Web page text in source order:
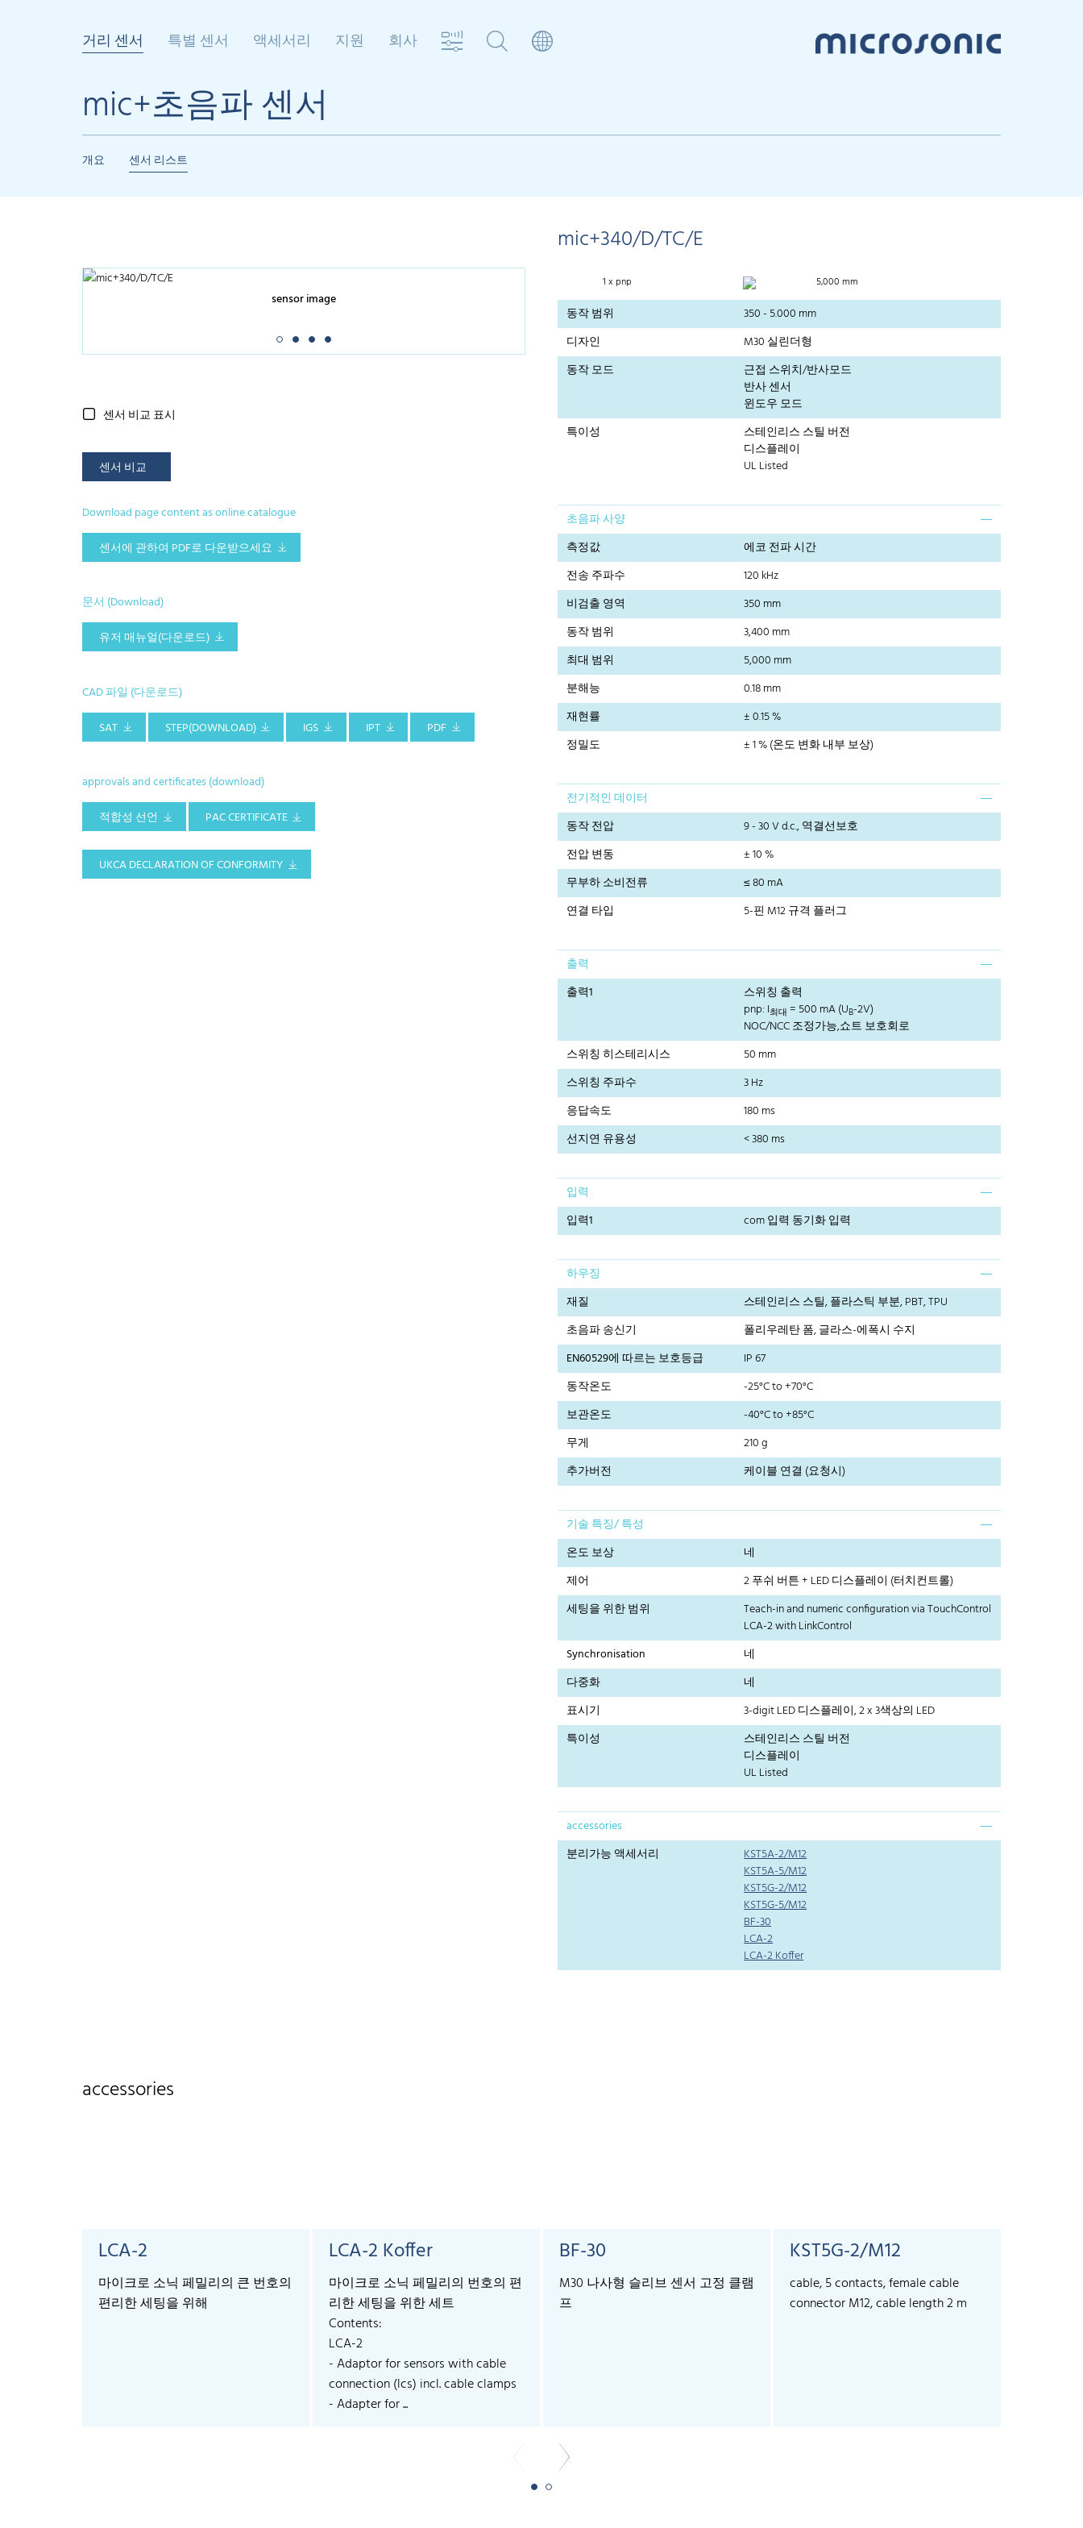
거리 센서 특별 센서 액세서리 지원 회사
mic+초음파 센서
개요 센서 리스트
mic+340/D/TC/E
sensor image
센서 비교 표시
센서 비교
Download page content as online catalogue
센서에 관하여 PDF로 다운받으세요
문서 (Download)
유저 매뉴얼(다운로드)
CAD 파일 (다운로드)
SAT
STEP(DOWNLOAD) IGS IPT PDF
approvals and certificates (download)
적합성 선언
PAC CERTIFICATE
UKCA DECLARATION OF CONFORMITY
1 x pnp 5,000 mm
동작 범위
350 - 5.000 mm
디자인
M30 실린더형
동작 모드
근접 스위치/반사모드
반사 센서
윈도우 모드
특이성
스테인리스 스틸 버전
디스플레이
UL Listed
초음파 사양
측정값
에코 전파 시간
전송 주파수
120 kHz
비검출 영역
350 mm
동작 범위
3,400 mm
최대 범위
5,000 mm
분해능
0.18 mm
재현률
± 0.15 %
정밀도
± 1 % (온도 변화 내부 보상)
전기적인 데이터
동작 전압
9 - 30 V d.c., 역결선보호
전압 변동
± 10 %
무부하 소비전류
≤ 80 mA
연결 타입
5-핀 M12 규격 플러그
출력
출력1
스위칭 출력
pnp: I최대 = 500 mA (UB-2V)
NOC/NCC 조정가능,쇼트 보호회로
스위칭 히스테리시스
50 mm
스위칭 주파수
3 Hz
응답속도
180 ms
선지연 유용성
< 380 ms
입력
입력1
com 입력 동기화 입력
하우징
재질
스테인리스 스틸, 플라스틱 부분, PBT, TPU
초음파 송신기
폴리우레탄 폼, 글라스-에폭시 수지
EN60529에 따르는 보호등급
IP 67
동작온도
-25°C to +70°C
보관온도
-40°C to +85°C
무게
210 g
추가버전
케이블 연결 (요청시)
기술 특징/ 특성
온도 보상
네
제어
2 푸쉬 버튼 + LED 디스플레이 (터치컨트롤)
세팅을 위한 범위
Teach-in and numeric configuration via TouchControl
LCA-2 with LinkControl
Synchronisation
네
다중화
네
표시기
3-digit LED 디스플레이, 2 x 3색상의 LED
특이성
스테인리스 스틸 버전
디스플레이
UL Listed
accessories
분리가능 액세서리
KST5A-2/M12
KST5A-5/M12
KST5G-2/M12
KST5G-5/M12
BF-30
LCA-2
LCA-2 Koffer
accessories
LCA-2
마이크로 소닉 페밀리의 큰 번호의
편리한 세팅을 위해
LCA-2 Koffer
마이크로 소닉 페밀리의 번호의 편
리한 세팅을 위한 세트
Contents:
LCA-2
- Adaptor for sensors with cable
connection (lcs) incl. cable clamps
- Adapter for ...
BF-30
M30 나사형 슬리브 센서 고정 클램
프
KST5G-2/M12
cable, 5 contacts, female cable
connector M12, cable length 2 m